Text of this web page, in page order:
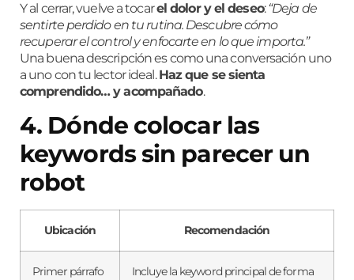
Y al cerrar, vuelve a tocarel dolor y el deseo:“Deja de
sentirte perdido en tu rutina. Descubre cómo
recuperar el control y enfocarte en lo que importa.”
Una buena descripción es como una conversación uno
a uno con tu lector ideal.Haz que se sienta
comprendido… y acompañado.
4. Dónde colocar las
keywords sin parecer un
robot
Ubicación Recomendación
Primer párrafo
Incluye la keyword principal de forma